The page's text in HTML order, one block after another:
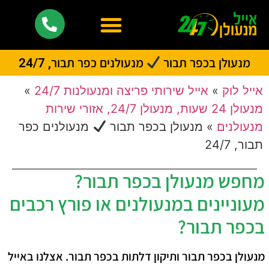
מנעולן בכפר תבור
מנעולנים כפר תבור, 24/7
אייל לוק » אייל שירותי פריצה ומנעולנות 24/7
»
מנעולן 24 שעות, מנעולן 24/7, אזורי שירות
מנעולנים » מנעולן בכפר תבור
מנעולנים כפר
תבור, 24/7
מחפש מנעולן בכפר תבור?
מעוניינים במנעולנים או פורץ רכבים
בכפר תבור?
מנעולן בכפר תבור ותיקון דלתות בכפר תבור. אצלנו באייל